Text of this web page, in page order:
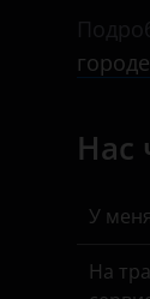
FAW
Ford
городе
Нас
У
На